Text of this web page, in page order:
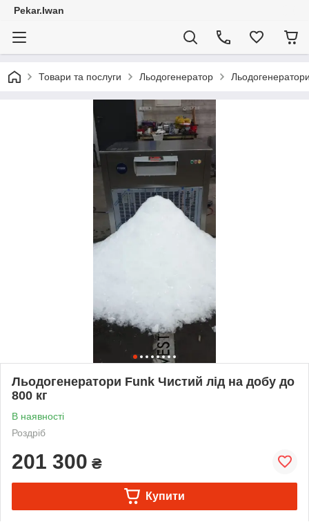
Pekar.Iwan
Товари та послуги Льодогенератор
Льодогенератори Funk Чистий лід на добу до
800 кг
В наявності
Роздріб
201 300 ₴
Купити